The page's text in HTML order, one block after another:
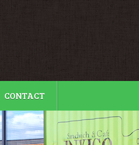
CONTACT